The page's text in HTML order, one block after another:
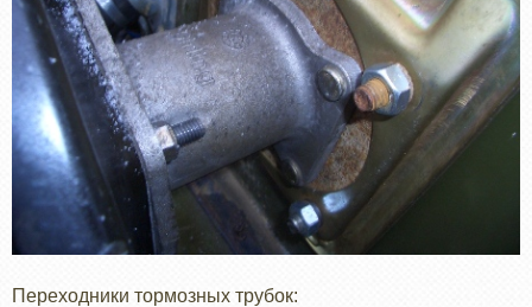
Переходники тормозных трубок: